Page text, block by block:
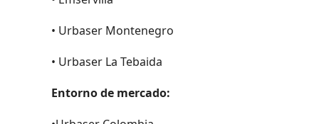
• Urbaser Montenegro
• Urbaser La Tebaida
Entorno de mercado: